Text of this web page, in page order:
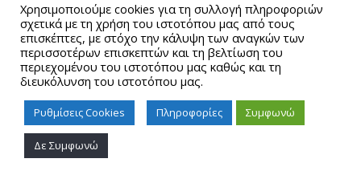
Proudly powered by WordPress
Χρησιμοποιούμε cookies για τη συλλογή πληροφοριών
σχετικά με τη χρήση του ιστοτόπου μας από τους
επισκέπτες, με στόχο την κάλυψη των αναγκών των
περισσοτέρων επισκεπτών και τη βελτίωση του
περιεχομένου του ιστοτόπου μας καθώς και τη
διευκόλυνση του ιστοτόπου μας.
Ρυθμίσεις Cookies Πληροφορίες Συμφωνώ
Δε Συμφωνώ